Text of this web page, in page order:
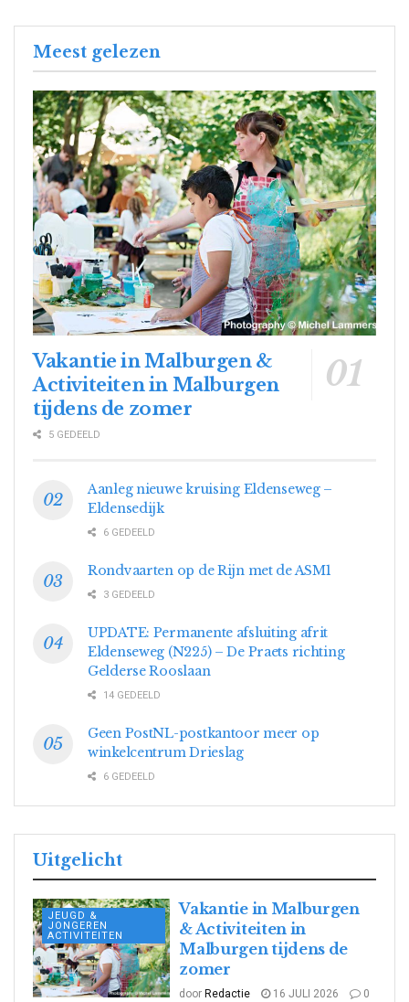
Meest gelezen
Vakantie in Malburgen &
Activiteiten in Malburgen
tijdens de zomer
5 GEDEELD
Aanleg nieuwe kruising Eldenseweg –
Eldensedijk
6 GEDEELD
Rondvaarten op de Rijn met de ASM1
3 GEDEELD
UPDATE: Permanente afsluiting afrit
Eldenseweg (N225) – De Praets richting
Gelderse Rooslaan
14 GEDEELD
Geen PostNL-postkantoor meer op
winkelcentrum Drieslag
6 GEDEELD
Uitgelicht
JEUGD &
JONGEREN
ACTIVITEITEN
Vakantie in Malburgen
& Activiteiten in
Malburgen tijdens de
zomer
door Redactie 16 JULI 2026 0